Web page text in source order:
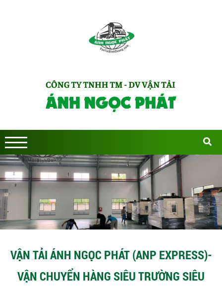
VẬN TẢI ÁNH NGỌC PHÁT (ANP EXPRESS)-
VẬN CHUYỂN HÀNG SIÊU TRƯỜNG SIÊU